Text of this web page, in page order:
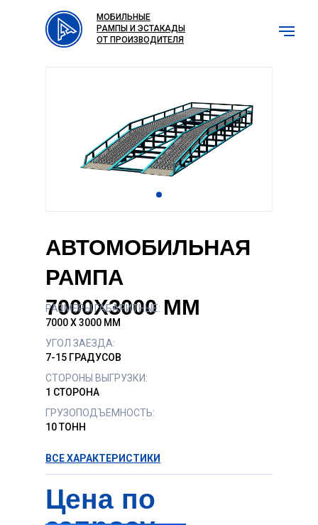
МОБИЛЬНЫЕ
РАМПЫ И ЭСТАКАДЫ
ОТ ПРОИЗВОДИТЕЛЯ
Каталог продукции
АВТОМОБИЛЬНАЯ
РАМПА
7000X3000 ММ
ВСЕ ХАРАКТЕРИСТИКИ
Цена по
РАЗМЕРЫ ГАБАРИТНЫЕ:
7000 X 3000 ММ
УГОЛ ЗАЕЗДА:
7-15 ГРАДУСОВ
СТОРОНЫ ВЫГРУЗКИ:
1 СТОРОНА
ГРУЗОПОДЪЕМНОСТЬ:
10 ТОНН